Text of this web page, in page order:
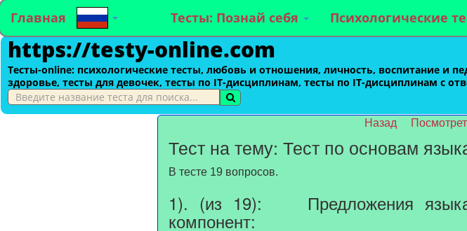
Главная Тесты: Познай себя Психологические
https://testy-online.com
Тесты-оnline: психологические тесты, любовь и отношения, личность, воспитание и
здоровье, тесты для девочек, тесты по IT-дисциплинам, тесты по IT-дисциплинам с
Назад
Тест на тему: Тест по основам
В тесте 19 вопросов.
1). (из 19): Предложения языка
компонент: